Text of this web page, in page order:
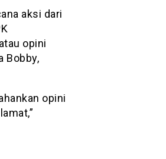
aksi dari
opini
Bobby,
opini